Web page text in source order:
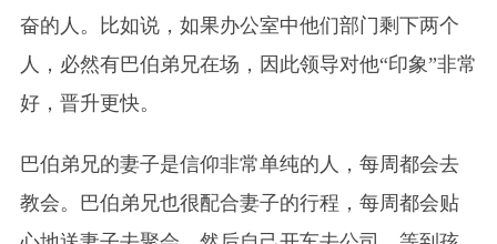
奋的人。比如说，如果办公室中他们部门剩下两个
人，必然有巴伯弟兄在场，因此领导对他“印象”非常
好，晋升更快。
巴伯弟兄的妻子是信仰非常单纯的人，每周都会去
教会。巴伯弟兄也很配合妻子的行程，每周都会贴